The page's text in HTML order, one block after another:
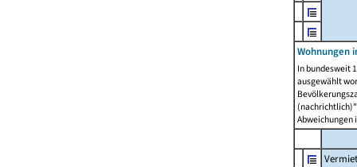
Wohnungen
In bundesweit
ausgewählt
Abweichungen